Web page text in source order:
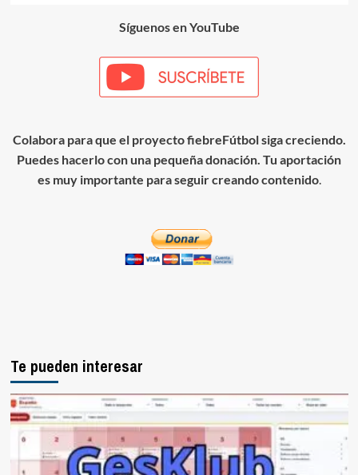
Síguenos en YouTube
Colabora para que el proyecto fiebreFútbol siga creciendo.
Puedes hacerlo con una pequeña donación. Tu aportación
es muy importante para seguir creando contenido.
Te pueden interesar